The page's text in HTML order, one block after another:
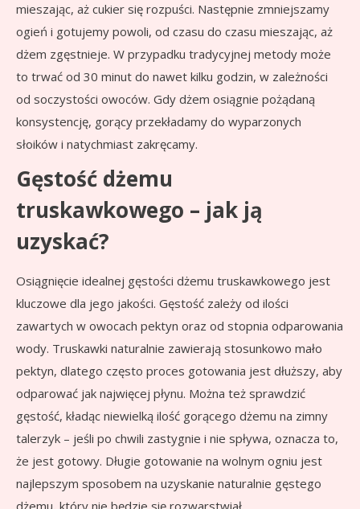
mieszając, aż cukier się rozpuści. Następnie zmniejszamy
ogień i gotujemy powoli, od czasu do czasu mieszając, aż
dżem zgęstnieje. W przypadku tradycyjnej metody może
to trwać od 30 minut do nawet kilku godzin, w zależności
od soczystości owoców. Gdy dżem osiągnie pożądaną
konsystencję, gorący przekładamy do wyparzonych
słoików i natychmiast zakręcamy.
Gęstość dżemu
truskawkowego – jak ją
uzyskać?
Osiągnięcie idealnej gęstości dżemu truskawkowego jest
kluczowe dla jego jakości. Gęstość zależy od ilości
zawartych w owocach pektyn oraz od stopnia odparowania
wody. Truskawki naturalnie zawierają stosunkowo mało
pektyn, dlatego często proces gotowania jest dłuższy, aby
odparować jak najwięcej płynu. Można też sprawdzić
gęstość, kładąc niewielką ilość gorącego dżemu na zimny
talerzyk – jeśli po chwili zastygnie i nie spływa, oznacza to,
że jest gotowy. Długie gotowanie na wolnym ogniu jest
najlepszym sposobem na uzyskanie naturalnie gęstego